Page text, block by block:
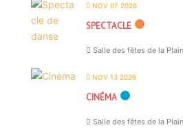
NOV 07 2026
SPECTACLE
Salle des fêtes de la
NOV 13 2026
CINÉMA
Salle des fêtes de la